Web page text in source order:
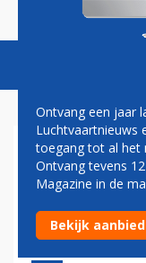
WIZZ AIR
NIEUWE
OP
Ontvang een jaar
Luchtvaartnieuws
toegang tot al het
Ontvang tevens
Magazine in de
Bekijk